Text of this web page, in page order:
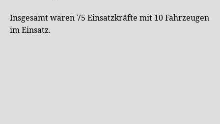
Insgesamt waren 75 Einsatzkräfte mit 10 Fahrzeugen
im Einsatz.